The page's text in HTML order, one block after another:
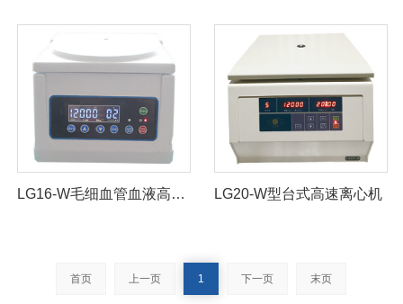
LG16-W毛细血管血液高速离心机 LG20-W型台式高速离心机
首页 上一页 1 下一页 末页